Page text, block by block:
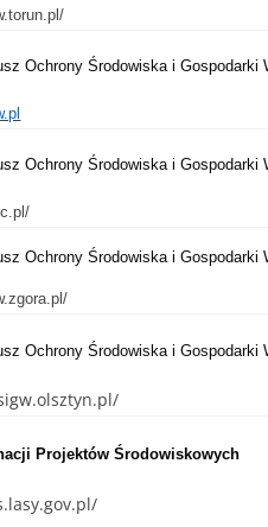
Ochrony Środowiska i Gospodarki
Ochrony Środowiska i Gospodarki
Ochrony Środowiska i Gospodarki
Ochrony Środowiska i Gospodarki
Projektów Środowiskowych